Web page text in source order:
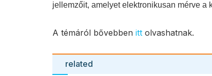
jellemzőit, amelyet elektronikusan mérve a
A témáról bővebben itt olvashatnak.
related